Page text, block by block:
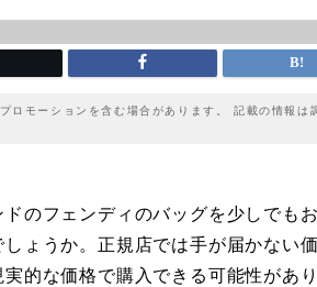
ロモーションを含む場合があります。 記載の情報
ドのフェンディのバッグを少しでも
しょうか。正規店では手が届かない
実的な価格で購入できる可能性があ